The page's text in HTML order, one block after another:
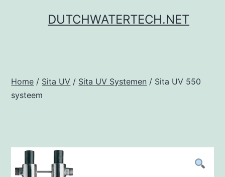
DUTCHWATERTECH.NET
Home / Sita UV / Sita UV Systemen / Sita UV 550
systeem